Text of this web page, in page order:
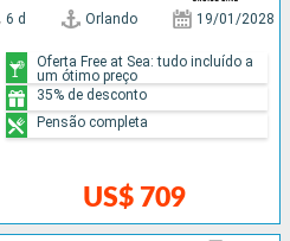
6 d Orlando 19/01/2028
US$ 709
Oferta Free at Sea: tudo incluído a
um ótimo preço
35% de desconto
Pensão completa